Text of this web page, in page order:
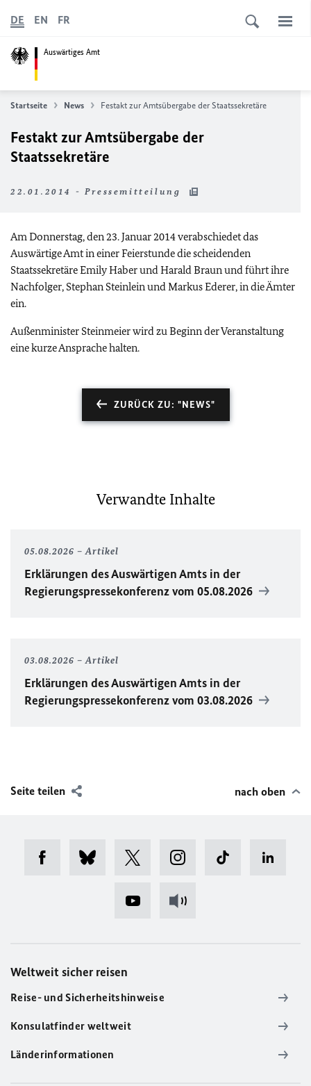
Auswärtiges Amt
DE EN FR
Startseite News Festakt zur Amtsübergabe der Staatssekretäre
Festakt zur Amtsübergabe der
Staatssekretäre
22.01.2014 - Pressemitteilung
Am Donnerstag, den 23. Januar 2014 verabschiedet das
Auswärtige Amt in einer Feierstunde die scheidenden
Staatssekretäre Emily Haber und Harald Braun und führt ihre
Nachfolger, Stephan Steinlein und Markus Ederer, in die Ämter
ein.
Außenminister Steinmeier wird zu Beginn der Veranstaltung
eine kurze Ansprache halten.
ZURÜCK ZU: "NEWS"
Verwandte Inhalte
05.08.2026 Artikel
Erklärungen des Auswärtigen Amts in der
Regierungspressekonferenz vom 05.08.2026
03.08.2026 Artikel
Erklärungen des Auswärtigen Amts in der
Regierungspressekonferenz vom 03.08.2026
Seite teilen nach oben
Weltweit sicher reisen
Reise- und Sicherheitshinweise
Konsulatfinder weltweit
Länderinformationen